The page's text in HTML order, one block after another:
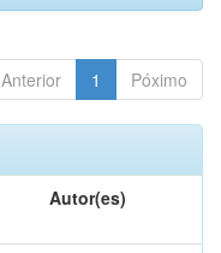
Anterior 1 Póximo
Autor(es)